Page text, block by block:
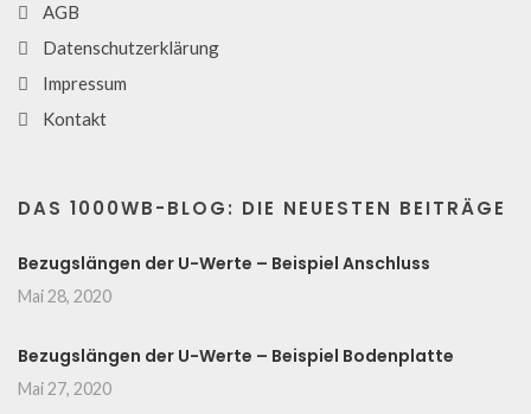
AGB
Datenschutzerklärung
Impressum
Kontakt
DAS 1000WB-BLOG: DIE NEUESTEN BEITRÄGE
Bezugslängen der U-Werte – Beispiel Anschluss
Mai 28, 2020
Bezugslängen der U-Werte – Beispiel Bodenplatte
Mai 27, 2020